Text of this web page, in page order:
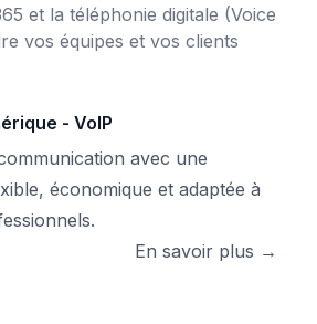
et la téléphonie digitale (Voice
vos équipes et vos clients
- VoIP
avec une
économique et adaptée à
En savoir plus →